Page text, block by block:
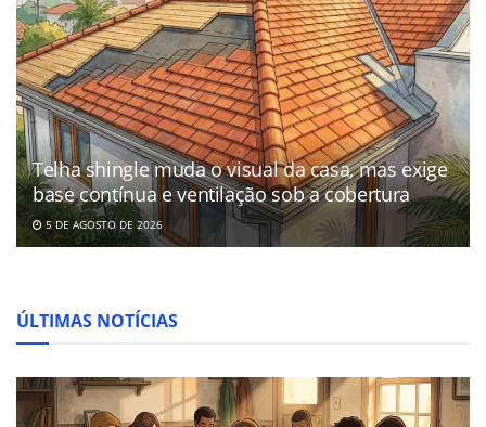
Telha shingle muda o visual da casa, mas exige
base contínua e ventilação sob a cobertura
5 DE AGOSTO DE 2026
ÚLTIMAS NOTÍCIAS